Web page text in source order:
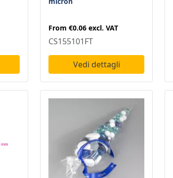
From €0.06 excl. VAT
CS155101FT
Vedi dettagli